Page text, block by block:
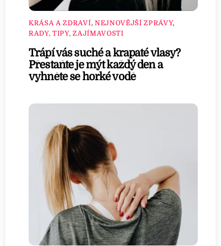
KRÁSA A ZDRAVÍ, NEJNOVĚJŠÍ ZPRÁVY,
RADY, TIPY, ZAJÍMAVOSTI
Trápí vás suché a krapaté vlasy?
Přestaňte je mýt každý den a
vyhněte se horké vodě